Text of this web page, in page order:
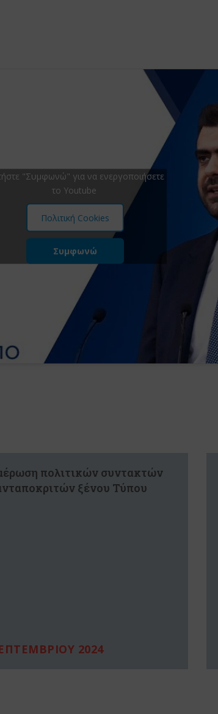
"Συμφωνώ" για να ενεργοποιήσετε
το Youtube
Πολιτική Cookies
Συμφωνώ
πολιτικών συντακτών
ξένου Τύπου
2024